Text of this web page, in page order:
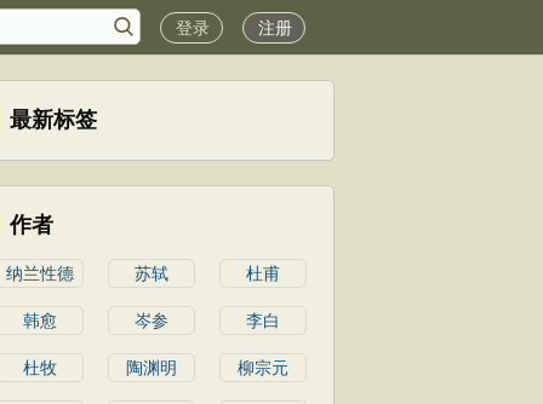
登录 注册
最新标签
作者
纳兰性德 苏轼 杜甫
韩愈 岑参 李白
杜牧 陶渊明 柳宗元